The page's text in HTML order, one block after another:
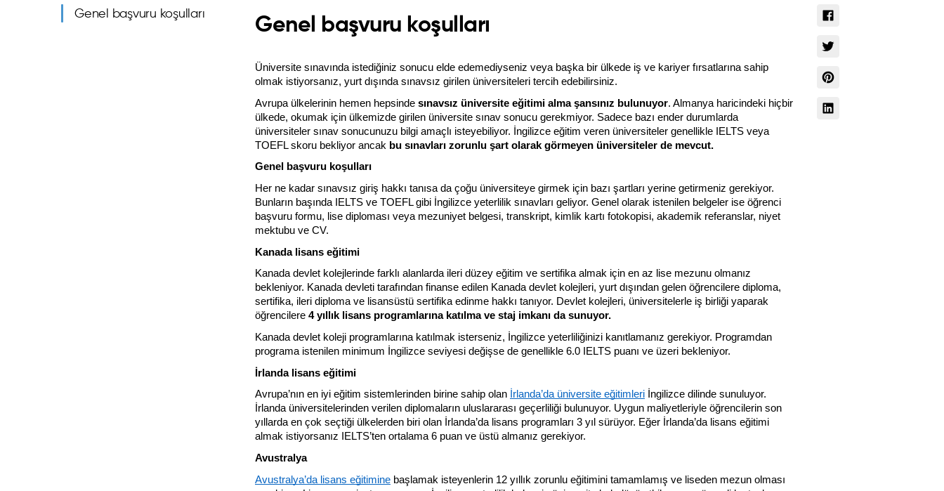
Genel başvuru koşulları Genel başvuru koşulları
Üniversite sınavında istediğiniz sonucu elde edemediyseniz veya başka bir ülkede iş ve kariyer fırsatlarına sahip
olmak istiyorsanız, yurt dışında sınavsız girilen üniversiteleri tercih edebilirsiniz.
Avrupa ülkelerinin hemen hepsinde sınavsız üniversite eğitimi alma şansınız bulunuyor. Almanya haricindeki hiçbir
ülkede, okumak için ülkemizde girilen üniversite sınav sonucu gerekmiyor. Sadece bazı ender durumlarda
üniversiteler sınav sonucunuzu bilgi amaçlı isteyebiliyor. İngilizce eğitim veren üniversiteler genellikle IELTS veya
TOEFL skoru bekliyor ancak bu sınavları zorunlu şart olarak görmeyen üniversiteler de mevcut.
Genel başvuru koşulları
Her ne kadar sınavsız giriş hakkı tanısa da çoğu üniversiteye girmek için bazı şartları yerine getirmeniz gerekiyor.
Bunların başında IELTS ve TOEFL gibi İngilizce yeterlilik sınavları geliyor. Genel olarak istenilen belgeler ise öğrenci
başvuru formu, lise diploması veya mezuniyet belgesi, transkript, kimlik kartı fotokopisi, akademik referanslar, niyet
mektubu ve CV.
Kanada lisans eğitimi
Kanada devlet kolejlerinde farklı alanlarda ileri düzey eğitim ve sertifika almak için en az lise mezunu olmanız
bekleniyor. Kanada devleti tarafından finanse edilen Kanada devlet kolejleri, yurt dışından gelen öğrencilere diploma,
sertifika, ileri diploma ve lisansüstü sertifika edinme hakkı tanıyor. Devlet kolejleri, üniversitelerle iş birliği yaparak
öğrencilere 4 yıllık lisans programlarına katılma ve staj imkanı da sunuyor.
Kanada devlet koleji programlarına katılmak isterseniz, İngilizce yeterliliğinizi kanıtlamanız gerekiyor. Programdan
programa istenilen minimum İngilizce seviyesi değişse de genellikle 6.0 IELTS puanı ve üzeri bekleniyor.
İrlanda lisans eğitimi
Avrupa’nın en iyi eğitim sistemlerinden birine sahip olan İrlanda’da üniversite eğitimleri İngilizce dilinde sunuluyor.
İrlanda üniversitelerinden verilen diplomaların uluslararası geçerliliği bulunuyor. Uygun maliyetleriyle öğrencilerin son
yıllarda en çok seçtiği ülkelerden biri olan İrlanda’da lisans programları 3 yıl sürüyor. Eğer İrlanda’da lisans eğitimi
almak istiyorsanız IELTS’ten ortalama 6 puan ve üstü almanız gerekiyor.
Avustralya
Avustralya’da lisans eğitimine başlamak isteyenlerin 12 yıllık zorunlu eğitimini tamamlamış ve liseden mezun olması